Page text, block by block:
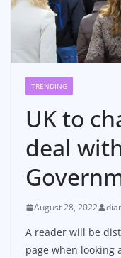
TRENDING
UK to
deal
August 28, 2022
A reader will be
page when looking